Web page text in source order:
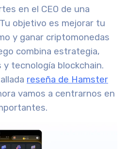
en el CEO de una
objetivo es mejorar tu
y ganar criptomonedas
combina estrategia,
tecnología blockchain.
reseña de Hamster
vamos a centrarnos en